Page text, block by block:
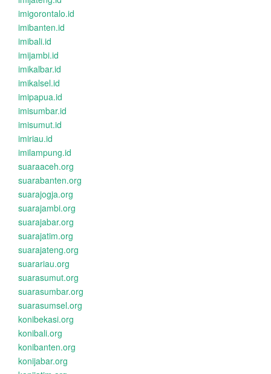
imigorontalo.id
imibanten.id
imibali.id
imijambi.id
imikalbar.id
imikalsel.id
imipapua.id
imisumbar.id
imisumut.id
imiriau.id
imilampung.id
suaraaceh.org
suarabanten.org
suarajogja.org
suarajambi.org
suarajabar.org
suarajatim.org
suarajateng.org
suarariau.org
suarasumut.org
suarasumbar.org
suarasumsel.org
konibekasi.org
konibali.org
konibanten.org
konijabar.org